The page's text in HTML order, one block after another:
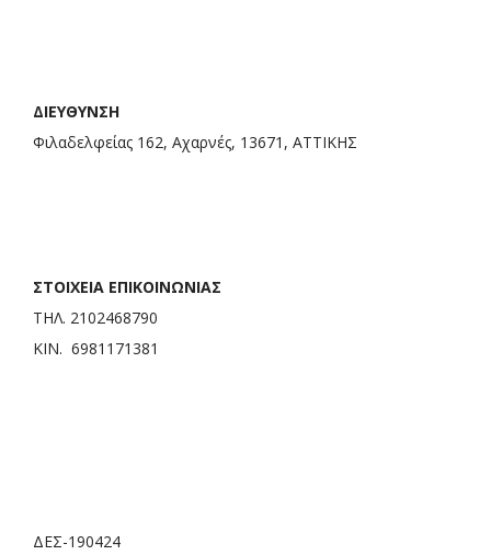
ΔΙΕΥΘΥΝΣΗ
Φιλαδελφείας 162, Αχαρνές, 13671, ΑΤΤΙΚΗΣ
ΣΤΟΙΧΕΙΑ ΕΠΙΚΟΙΝΩΝΙΑΣ
ΤΗΛ. 2102468790
ΚΙΝ. 6981171381
ΔΕΣ-190424